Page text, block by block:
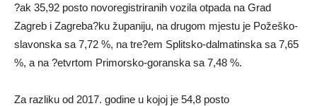
?ak 35,92 posto novoregistriranih vozila otpada na Grad
Zagreb i Zagreba?ku županiju, na drugom mjestu je Požeško-
slavonska sa 7,72 %, na tre?em Splitsko-dalmatinska sa 7,65
%, a na ?etvrtom Primorsko-goranska sa 7,48 %.
Za razliku od 2017. godine u kojoj je 54,8 posto